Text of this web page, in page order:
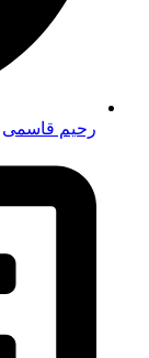
رحیم قاسمی